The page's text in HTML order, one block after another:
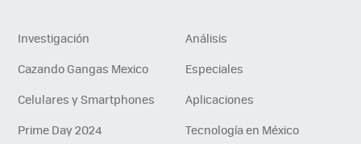
Investigación
Análisis
Cazando Gangas Mexico
Especiales
Celulares y Smartphones
Aplicaciones
Prime Day 2024
Tecnología en México